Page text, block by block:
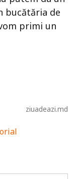
bucătăria de
primi un
ziuadeazi.md